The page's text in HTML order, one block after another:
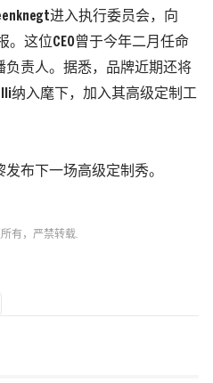
进入执行委员会，向
。这位CEO曾于今年二月任命
负责人。据悉，品牌近期还将
纳入麾下，加入其高级定制工
发布下一场高级定制秀。
有，严禁转载.